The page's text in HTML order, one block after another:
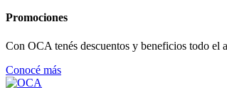
Promociones
Con OCA tenés descuentos y beneficios todo el
Conocé más